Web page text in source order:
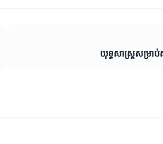
យុទ្ធសាស្ត្រសម្រា